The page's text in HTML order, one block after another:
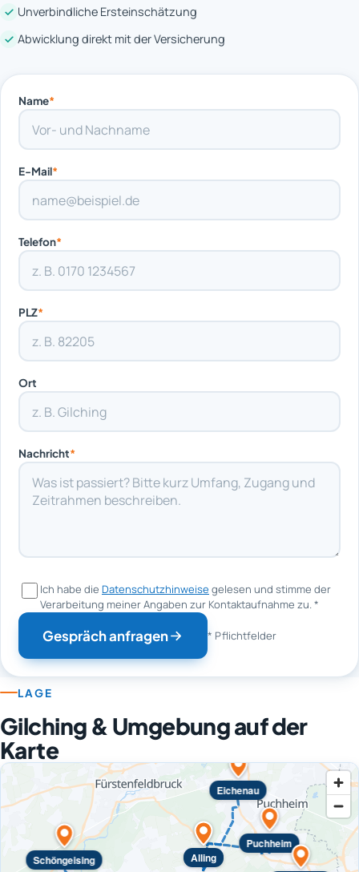
Unverbindliche Ersteinschätzung
Abwicklung direkt mit der Versicherung
Name*
E-Mail*
Telefon*
PLZ*
Ort
Nachricht*
Ich habe die Datenschutzhinweise gelesen und stimme der
Verarbeitung meiner Angaben zur Kontaktaufnahme zu.*
Gespräch anfragen * Pflichtfelder
LAGE
Gilching & Umgebung auf der
Karte
Alling
Puchheim
Schöngeising
Eichenau